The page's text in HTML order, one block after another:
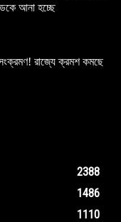
আনা হচ্ছে
সংক্রমণ! রাজ্যে ক্রমশ কমছে
2388
1486
1110